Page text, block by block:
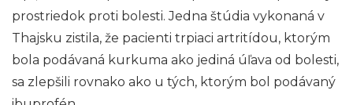
prostriedok proti bolesti. Jedna štúdia vykonaná v
Thajsku zistila, že pacienti trpiaci artritídou, ktorým
bola podávaná kurkuma ako jediná úľava od bolesti,
sa zlepšili rovnako ako u tých, ktorým bol podávaný